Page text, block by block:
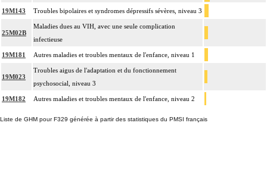
19M143 Troubles bipolaires et syndromes dépressifs sévères, niveau 3
25M02B
Maladies dues au VIH, avec une seule complication
infectieuse
19M181 Autres maladies et troubles mentaux de l'enfance, niveau 1
19M023
Troubles aigus de l'adaptation et du fonctionnement
psychosocial, niveau 3
19M182 Autres maladies et troubles mentaux de l'enfance, niveau 2
Liste de GHM pour F329 générée à partir des statistiques du PMSI français